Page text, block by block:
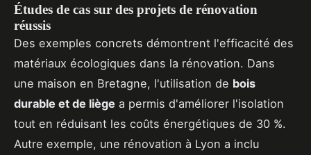
Études de cas sur des projets de rénovation
réussis
Des exemples concrets démontrent l'efficacité des
matériaux écologiques dans la rénovation. Dans
une maison en Bretagne, l'utilisation de bois
durable et de liège a permis d'améliorer l'isolation
tout en réduisant les coûts énergétiques de 30 %.
Autre exemple, une rénovation à Lyon a inclu